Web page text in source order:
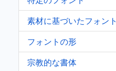
素材に基づいたフォント
フォントの形
宗教的な書体